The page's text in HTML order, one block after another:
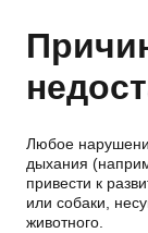
Любое
дыхания
привести к
или собаки,
животного.